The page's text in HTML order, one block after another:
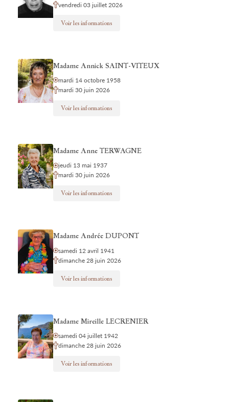
vendredi 03 juillet 2026
Voir les informations
Madame Annick SAINT-VITEUX
mardi 14 octobre 1958
mardi 30 juin 2026
Voir les informations
Madame Anne TERWAGNE
jeudi 13 mai 1937
mardi 30 juin 2026
Voir les informations
Madame Andrée DUPONT
samedi 12 avril 1941
dimanche 28 juin 2026
Voir les informations
Madame Mireille LECRENIER
samedi 04 juillet 1942
dimanche 28 juin 2026
Voir les informations